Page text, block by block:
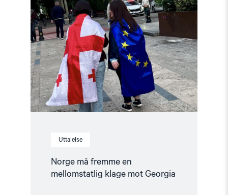
Uttalelse
Norge må fremme en
mellomstatlig klage mot Georgia
"Norge
fremme
en
mellomstatlig
klage
mot
Georgia"